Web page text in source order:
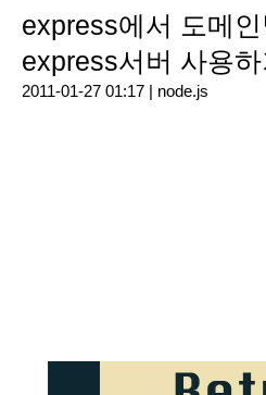
express에서 도메
express서버 사용하
2011-01-27 01:17 | node.js